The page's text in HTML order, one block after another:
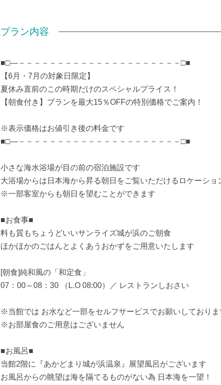
足が不自由な方には 車椅子でエレベーター利用
または 階段に備え付けの昇降機をご利用ください
部屋特徴
バス/トイレ/禁煙/インターネットができ
プラン内容
■□―－－－－－－－－－－－－－－－－－－－－－□■
【6月・7月の対象日限定】
夏休み直前のこの時期だけのスペシャルプライス！
【朝食付き】プランを最大15％OFFの特別価格でご案内！
※表示価格はお値引き後の料金です
■□―－－－－－－－－－－－－－－－－－－－－－□■
小さな海水浴場が目の前の宿泊施設です
大浴場からは日本海から昇る朝日をご覧いただけるロケーショ
※一部客室からも朝日を望むことができます
■お食事■
料も質もちょうどいいサンライズ城が浜のご朝食
ほかほかのごはんとよくあうおかずをご用意いたします
[朝食]純和風の「和定食」
07：00～08：30 （L.O 08:00）／ レストランしおさい
※当館では お水など一部をセルフサービスでお願いしておりま
※お部屋食のご用意はございません
■お風呂■
当館2階に『あかどまり城が浜温泉』展望風呂がございます
お風呂からの眺望は海を隔てるものがない為 日本海を一望！